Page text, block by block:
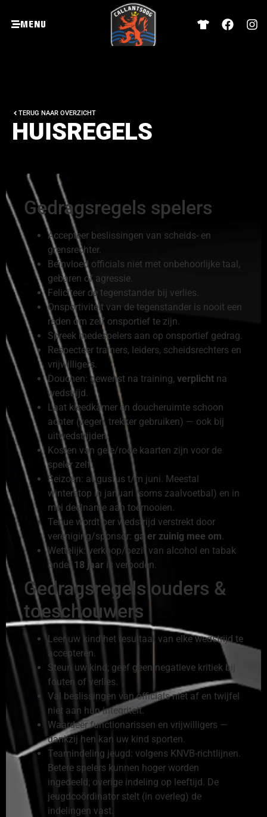
Menu
TERUG NAAR OVERZICHT
HUISREGELS
Gedragsregels spelers
Accepteer beslissingen van scheids- en
grensrechter.
Beïnvloed officials niet met onbehoorlijke taal,
gebaren of agressie.
Feliciteer de tegenstander bij verlies.
Onsportiviteit van de tegenstander is nooit een
reden om zelf onsportief te zijn.
Spreek medespelers aan op onsportief gedrag.
Respecteer trainers, leiders, scheidsrechters en
vrijwilligers.
Douchen: gewenst na training, verplicht na
wedstrijd.
Laat kleedkamer en doucheruimte schoon
achter (vegen, trekker gebruiken) — ook bij
uitwedstrijden.
Kosten van gele/rode kaarten zijn voor de
speler zelf.
Seizoen: augustus t/m juni. Meestal
winterstop in januari (soms zaalvoetbal) en in
mei deelname aan toernooien.
Tenue wordt per wedstrijd verstrekt door
vereniging/sponsor: ga er zuinig mee om.
Wettelijk: verkoop/bezit van alcohol en tabak
onder18 jaar is verboden.
Gedragsregels ouders &
toeschouwers
Leer uw kind het resultaat van elke wedstrijd te
accepteren.
Steun uw kind; geef geen negatieve kritiek bij
fouten of verlies.
Val beslissingen van officials niet af en twijfel
niet aan hun integriteit.
Waardeer functionarissen en vrijwilligers —
dankzij hen kan uw kind sporten.
Teamindeling jeugd: volgens KNVB-richtlijnen.
Betere spelers kunnen hoger worden
ingedeeld; overige indeling op leeftijd. De
jeugdcoördinator stelt (in overleg) de
indelingen vast.